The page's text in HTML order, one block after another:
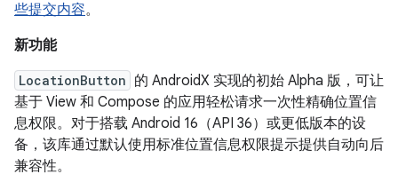
些提交内容。
新功能
LocationButton 的 AndroidX 实现的初始 Alpha 版，可让
基于 View 和 Compose 的应用轻松请求一次性精确位置信
息权限。对于搭载 Android 16（API 36）或更低版本的设
备，该库通过默认使用标准位置信息权限提示提供自动向后
兼容性。